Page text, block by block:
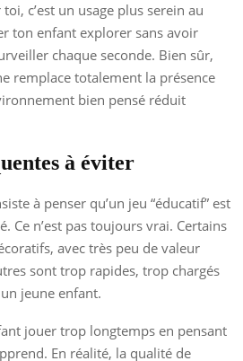
c’est un usage plus serein au
ton enfant explorer sans avoir
chaque seconde. Bien sûr,
remplace totalement la présence
bien pensé réduit
à éviter
à penser qu’un jeu “éducatif” est
Ce n’est pas toujours vrai. Certains
avec très peu de valeur
sont trop rapides, trop chargés
jeune enfant.
jouer trop longtemps en pensant
En réalité, la qualité de